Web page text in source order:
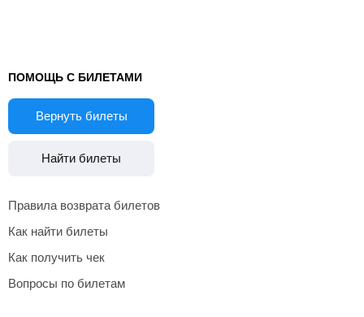
ПОМОЩЬ С БИЛЕТАМИ
Вернуть билеты
Найти билеты
Правила возврата билетов
Как найти билеты
Как получить чек
Вопросы по билетам